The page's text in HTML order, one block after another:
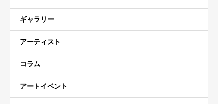
ギャラリー
アーティスト
コラム
アートイベント